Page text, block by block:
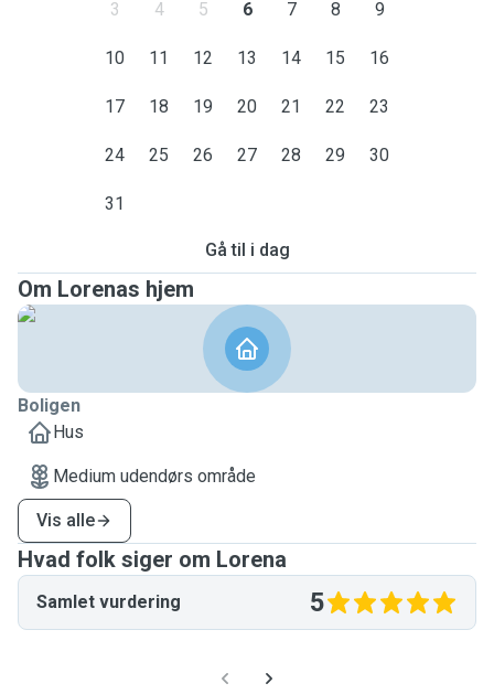
3 4 5 6 7 8 9
10 11 12 13 14 15 16
17 18 19 20 21 22 23
24 25 26 27 28 29 30
31
Gå til i dag
Om Lorenas hjem
Boligen
Hus
Medium udendørs område
Vis alle
Hvad folk siger om Lorena
Samlet vurdering 5